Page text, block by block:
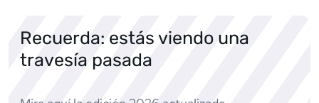
Recuerda: estás viendo una
travesía pasada